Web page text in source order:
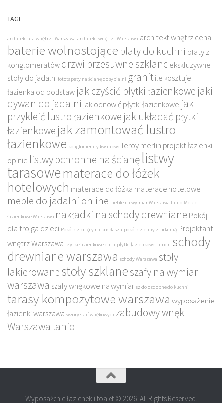
TAGI
architektura wnętrz - Warszawa architekt wnętrz - Warszawa architekt wnętrz cena
baterie wolnostojące blaty do kuchni blaty z
konglomeratówdrzwi przesuwne szklane ekskluzywne
stoły do jadalni fototapety na ścianę do sypialni granitile kosztuje
łazienka od podstaw jak czyścić płytki łazienkowe jaki
dywan do jadalni jak odnowić płytki łazienkowe jak
przykleić lustro łazienkowe jak układać płytki
łazienkowe jak zamontować lustro
łazienkowe konglomeraty kwarcowe leroy merlin projekt łazienki
opinie listwy ochronne na ścianęlistwy
tarasowematerace do łóżek
hotelowych materace do łóżka materace hotelowe
meble do jadalni online meble na wymiar Warszawa tanio Meble
łazienkowe Warszawa nakładki na schody drewniane Pokój
dla trojga dzieci Pokój dziecięcy na poddaszu pokój dzienny z jadalnią Projektant
wnętrz Warszawa płytki łazienkowe enna płytki łazienkowe jarocin schody
drewniane warszawa schody Warszawa stoły
lakierowanestoły szklaneszafy na wymiar
warszawa szafy wnękowe na wymiar szkło ozdobne do kuchni
tarasy kompozytowe warszawa wyposażenie
łazienki warszawa wzory szaf wnękowych zabudowy wnęk
Warszawa tanio
Wyposażenie łazienek i toalet © 2026. All Rights Reserved.